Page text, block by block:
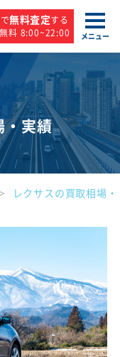
無料査定する
料 8:00~22:00
メニュー
・実績
レクサスの買取相場